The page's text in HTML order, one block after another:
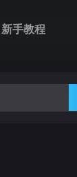
新手教程